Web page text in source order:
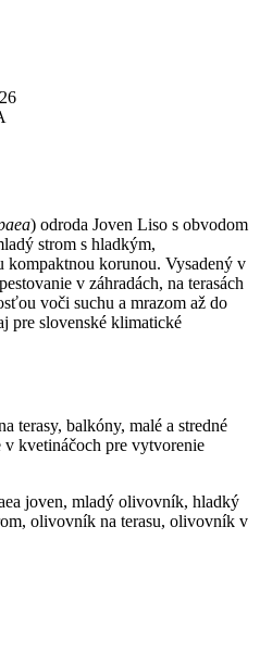
) odroda Joven Liso s obvodom
strom s hladkým,
kompaktnou korunou. Vysadený v
v záhradách, na terasách
voči suchu a mrazom až do
pre slovenské klimatické
terasy, balkóny, malé a stredné
v kvetináčoch pre vytvorenie
joven, mladý olivovník, hladký
olivovník na terasu, olivovník v